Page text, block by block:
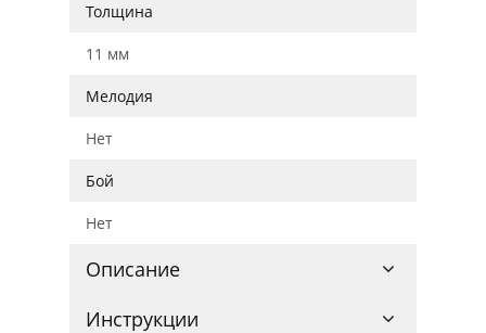
Толщина
11 мм
Мелодия
Нет
Бой
Нет
Описание
Инструкции